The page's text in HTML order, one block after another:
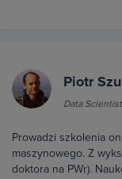
Piotr
Data Scientist
Prowadzi szkolenia
maszynowego. Z
doktora na PWr).